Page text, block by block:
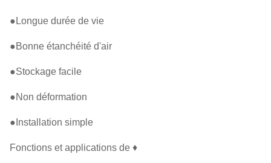
●Longue durée de vie
●Bonne étanchéité d'air
●Stockage facile
●Non déformation
●Installation simple
Fonctions et applications de ♦